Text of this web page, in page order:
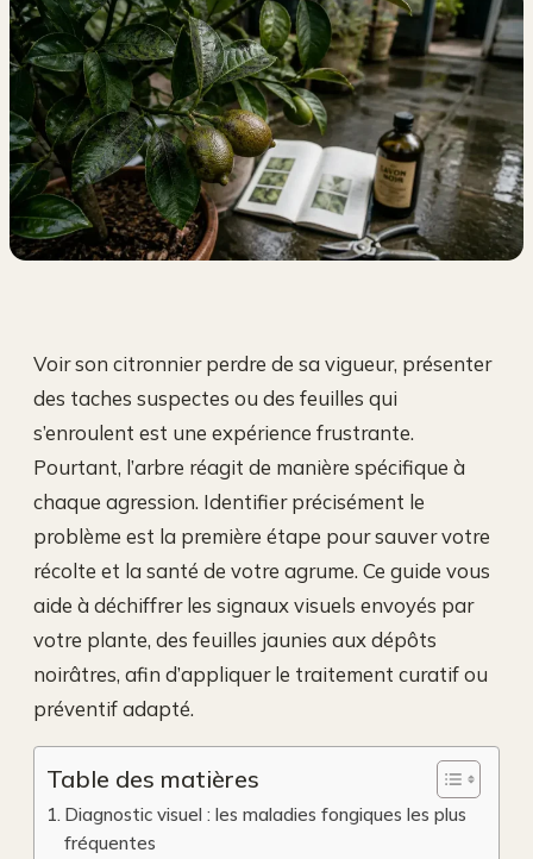
Voir son citronnier perdre de sa vigueur, présenter
des taches suspectes ou des feuilles qui
s’enroulent est une expérience frustrante.
Pourtant, l’arbre réagit de manière spécifique à
chaque agression. Identifier précisément le
problème est la première étape pour sauver votre
récolte et la santé de votre agrume. Ce guide vous
aide à déchiffrer les signaux visuels envoyés par
votre plante, des feuilles jaunies aux dépôts
noirâtres, afin d’appliquer le traitement curatif ou
préventif adapté.
Table des matières
Diagnostic visuel : les maladies fongiques les plus
fréquentes